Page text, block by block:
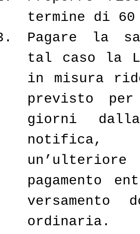
termine di
Pagare la
tal caso la
in misura
previsto
giorni
notifica,
pagamento
versamento
ordinaria.